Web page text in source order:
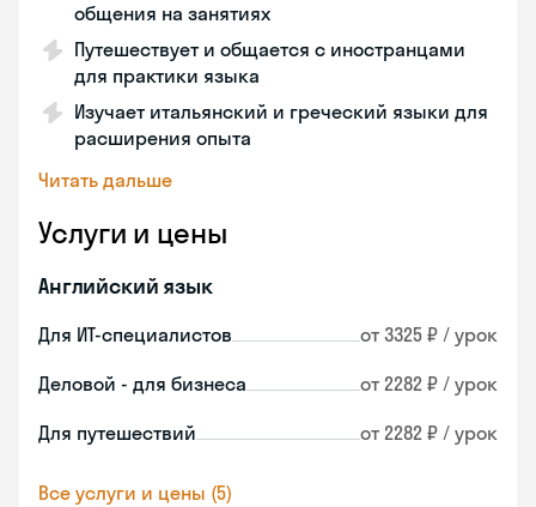
общения на занятиях
Путешествует и общается с иностранцами
для практики языка
Изучает итальянский и греческий языки для
расширения опыта
Читать дальше
Услуги и цены
Английский язык
Для ИТ-специалистов от 3325 ₽ / урок
Деловой - для бизнеса от 2282 ₽ / урок
Для путешествий от 2282 ₽ / урок
Все услуги и цены (5)